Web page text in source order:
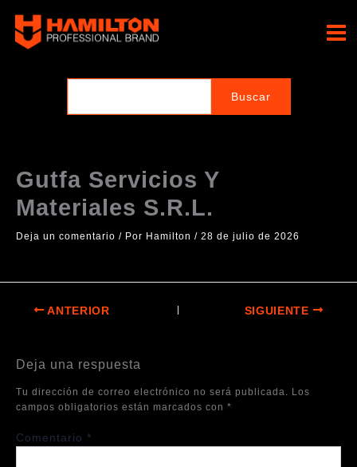
contenido
Gutfa Servicios Y
Materiales S.R.L.
Deja un comentario / Por Hamilton / 28 de julio de 2026
ANTERIOR SIGUIENTE
Deja una respuesta
Tu dirección de correo electrónico no será publicada. Los
campos obligatorios están marcados con *
Comentario *